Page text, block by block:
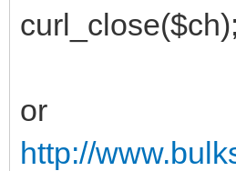
curl_close($ch);
or
http://